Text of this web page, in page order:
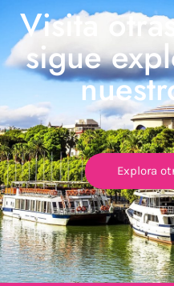
Visita
sigue
Explora